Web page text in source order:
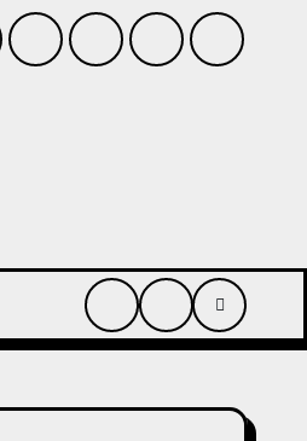
Participantes MONOLOGANDO